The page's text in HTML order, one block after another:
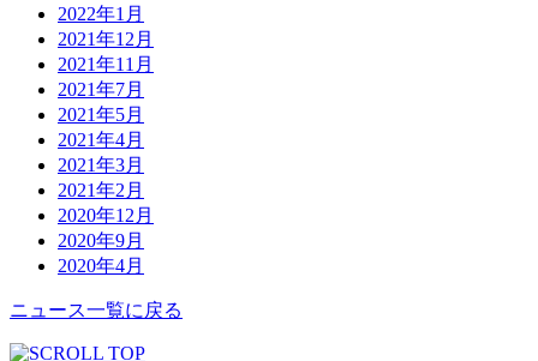
2022年1月
2021年12月
2021年11月
2021年7月
2021年5月
2021年4月
2021年3月
2021年2月
2020年12月
2020年9月
2020年4月
ニュース一覧に戻る